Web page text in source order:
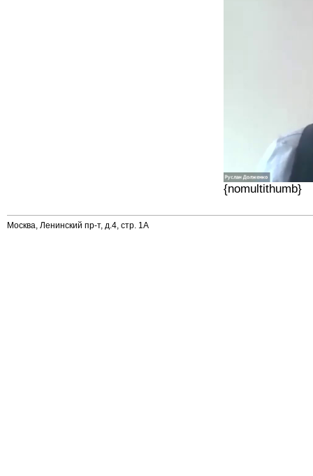
{nomultithumb}
Москва, Ленинский пр-т, д.4, стр. 1А